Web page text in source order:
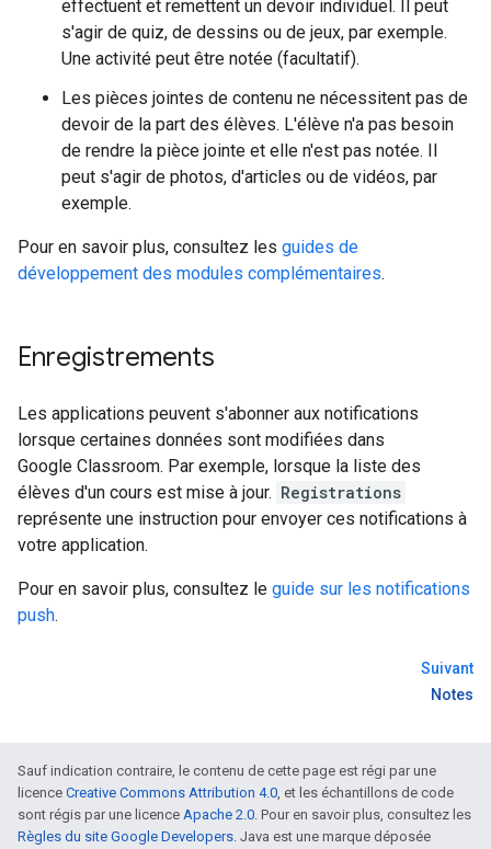
effectuent et remettent un devoir individuel. Il peut
s'agir de quiz, de dessins ou de jeux, par exemple.
Une activité peut être notée (facultatif).
Les pièces jointes de contenu ne nécessitent pas de
devoir de la part des élèves. L'élève n'a pas besoin
de rendre la pièce jointe et elle n'est pas notée. Il
peut s'agir de photos, d'articles ou de vidéos, par
exemple.
Pour en savoir plus, consultez les guides de
développement des modules complémentaires.
Enregistrements
Les applications peuvent s'abonner aux notifications
lorsque certaines données sont modifiées dans
Google Classroom. Par exemple, lorsque la liste des
élèves d'un cours est mise à jour. Registrations
représente une instruction pour envoyer ces notifications à
votre application.
Pour en savoir plus, consultez le guide sur les notifications
push.
Suivant
Notes
Sauf indication contraire, le contenu de cette page est régi par une
licence Creative Commons Attribution 4.0, et les échantillons de code
sont régis par une licence Apache 2.0. Pour en savoir plus, consultez les
Règles du site Google Developers. Java est une marque déposée